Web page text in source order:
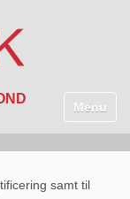
Toggle